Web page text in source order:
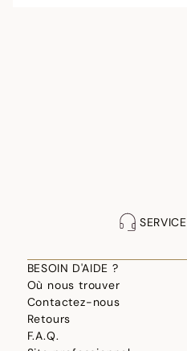
BESOIN D'AIDE ?
Où nous trouver
Contactez-nous
Retours
F.A.Q.